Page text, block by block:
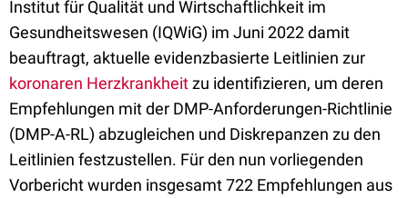
Institut für Qualität und Wirtschaftlichkeit im
Gesundheitswesen (IQWiG) im Juni 2022 damit
beauftragt, aktuelle evidenzbasierte Leitlinien zur
koronaren Herzkrankheitzu identifizieren, um deren
Empfehlungen mit der DMP-Anforderungen-Richtlinie
(DMP-A-RL) abzugleichen und Diskrepanzen zu den
Leitlinien festzustellen. Für den nun vorliegenden
Vorbericht wurden insgesamt 722 Empfehlungen aus